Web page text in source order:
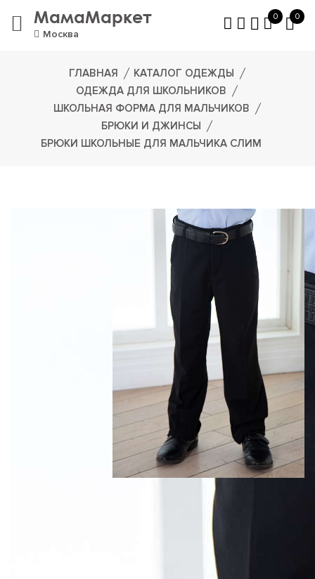
МамаМаркет
Москва
0 0
ГЛАВНАЯ
КАТАЛОГ ОДЕЖДЫ
ОДЕЖДА ДЛЯ ШКОЛЬНИКОВ
ШКОЛЬНАЯ ФОРМА ДЛЯ МАЛЬЧИКОВ
БРЮКИ И ДЖИНСЫ
БРЮКИ ШКОЛЬНЫЕ ДЛЯ МАЛЬЧИКА СЛИМ